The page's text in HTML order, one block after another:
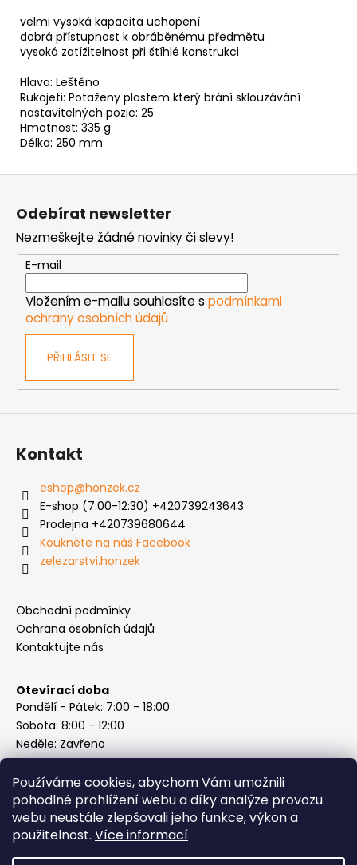
Používáme cookies, abychom Vám umožnili
pohodlné prohlížení webu a díky analýze provozu
webu neustále zlepšovali jeho funkce, výkon a
použitelnost. Více informací
velmi vysoká kapacita uchopení
dobrá přístupnost k obráběnému předmětu
vysoká zatížitelnost při štíhlé konstrukci
Hlava: Leštěno
Rukojeti: Potaženy plastem který brání sklouzávání
nastavitelných pozic: 25
Hmotnost: 335 g
Délka: 250 mm
Z
Odebírat newsletter
Nezmeškejte žádné novinky či slevy!
E-mail
Vložením e-mailu souhlasíte s podmínkami
ochrany osobních údajů
PŘIHLÁSIT SE
Kontakt
eshop@honzek.cz
E-shop (7:00-12:30) +420739243643
Prodejna +420739680644
Koukněte na náš Facebook
zelezarstvi.honzek
Obchodní podmínky
Ochrana osobních údajů
Kontaktujte nás
Otevírací doba
Pondělí - Pátek: 7:00 - 18:00
Sobota: 8:00 - 12:00
Neděle: Zavřeno
Instagram